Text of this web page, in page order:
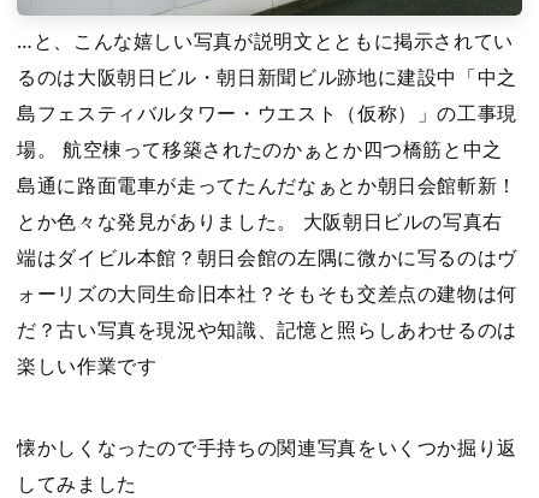
…と、こんな嬉しい写真が説明文とともに掲示されてい
るのは大阪朝日ビル・朝日新聞ビル跡地に建設中「中之
島フェスティバルタワー・ウエスト（仮称）」の工事現
場。 航空棟って移築されたのかぁとか四つ橋筋と中之
島通に路面電車が走ってたんだなぁとか朝日会館斬新！
とか色々な発見がありました。 大阪朝日ビルの写真右
端はダイビル本館？朝日会館の左隅に微かに写るのはヴ
ォーリズの大同生命旧本社？そもそも交差点の建物は何
だ？古い写真を現況や知識、記憶と照らしあわせるのは
楽しい作業です
懐かしくなったので手持ちの関連写真をいくつか掘り返
してみました